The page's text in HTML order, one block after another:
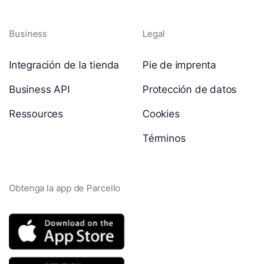
Business
Integración de la tienda
Business API
Ressources
Legal
Pie de imprenta
Protección de datos
Cookies
Términos
Obtenga la app de Parcello